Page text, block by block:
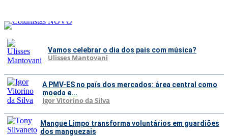
Vamos celebrar o dia dos pais com música?
Ulisses Mantovani
A PMV-ES no país dos mercados: área central como
moeda e...
Igor Vitorino da Silva
Mangue Limpo transforma voluntários em guardiões
dos manguezais